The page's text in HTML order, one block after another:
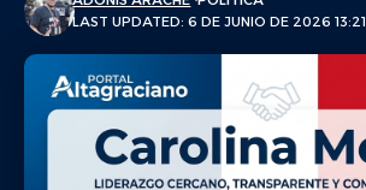
LAST UPDATED: 6 DE JUNIO DE 2026 13:21